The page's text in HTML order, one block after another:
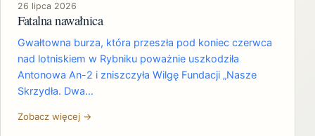
26 lipca 2026
Fatalna nawałnica
Gwałtowna burza, która przeszła pod koniec czerwca
nad lotniskiem w Rybniku poważnie uszkodziła
Antonowa An-2 i zniszczyła Wilgę Fundacji „Nasze
Skrzydła. Dwa…
Zobacz więcej →